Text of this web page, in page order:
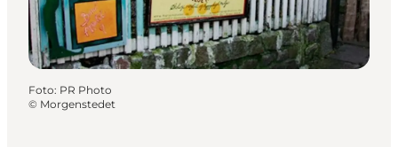
Foto: PR Photo
© Morgenstedet